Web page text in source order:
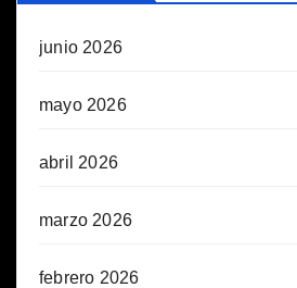
junio 2026
mayo 2026
abril 2026
marzo 2026
febrero 2026